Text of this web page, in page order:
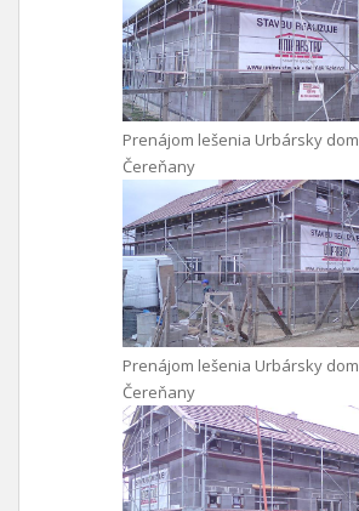
Prenájom lešenia Urbársky dom
Čereňany
Prenájom lešenia Urbársky dom
Čereňany